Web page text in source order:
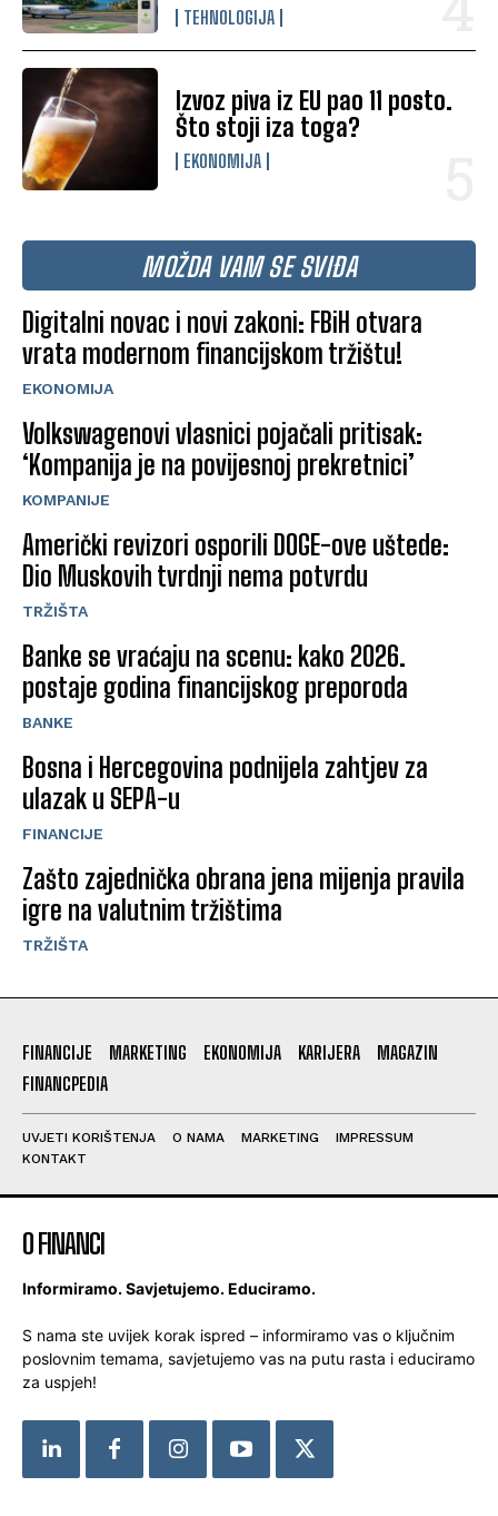
TEHNOLOGIJA
Izvoz piva iz EU pao 11 posto.
Što stoji iza toga?
EKONOMIJA
MOŽDA VAM SE SVIĐA
Digitalni novac i novi zakoni: FBiH otvara
vrata modernom financijskom tržištu!
EKONOMIJA
Volkswagenovi vlasnici pojačali pritisak:
‘Kompanija je na povijesnoj prekretnici’
KOMPANIJE
Američki revizori osporili DOGE-ove uštede:
Dio Muskovih tvrdnji nema potvrdu
TRŽIŠTA
Banke se vraćaju na scenu: kako 2026.
postaje godina financijskog preporoda
BANKE
Bosna i Hercegovina podnijela zahtjev za
ulazak u SEPA-u
FINANCIJE
Zašto zajednička obrana jena mijenja pravila
igre na valutnim tržištima
TRŽIŠTA
FINANCIJE MARKETING EKONOMIJA KARIJERA
MAGAZIN
FINANCPEDIA
UVJETI KORIŠTENJA O NAMA MARKETING
IMPRESSUM
KONTAKT
O FINANCI
Informiramo. Savjetujemo. Educiramo.
S nama ste uvijek korak ispred – informiramo vas o ključnim
poslovnim temama, savjetujemo vas na putu rasta i educiramo
za uspjeh!